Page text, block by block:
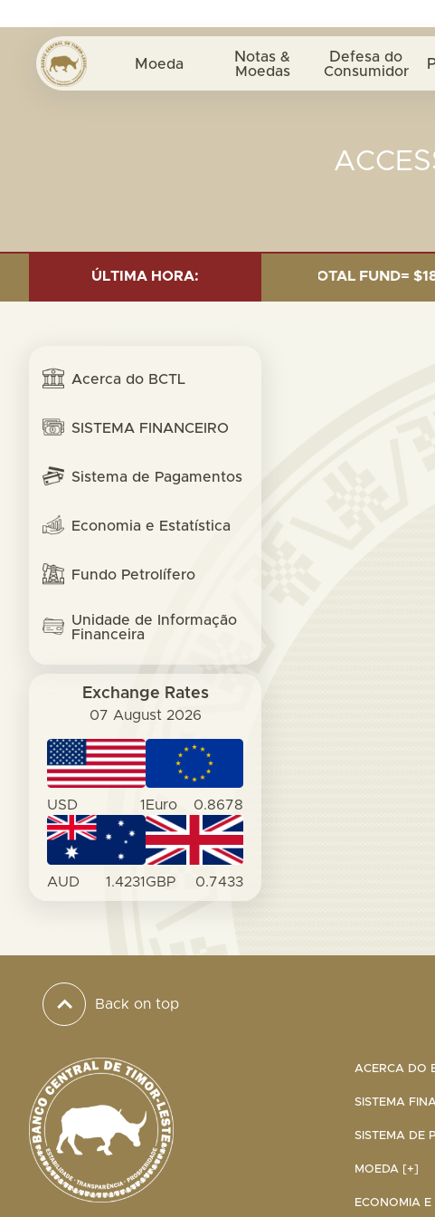
Moeda Notas &
Moedas
Defesa do
Consumidor
ÚLTIMA HORA:
INVESTMENT AS OF 30 SEP. 2025: TOTAL FUND=
Acerca do BCTL
SISTEMA FINANCEIRO
Sistema de Pagamentos
Economia e Estatística
Fundo Petrolífero
Unidade de Informação
Financeira
Exchange Rates
07 August 2026
USD 1 Euro 0.8678
AUD 1.4231GBP 0.7433
Back on top
ACERCA DO
SISTEMA
SISTEMA DE
MOEDA [+]
ECONOMIA E